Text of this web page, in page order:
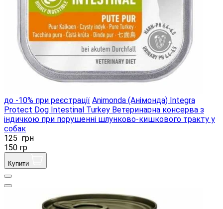
до -10% при реєстрації Animonda (Анімонда) Integra
Protect Dog Intestinal Turkey Ветеринарна консерва з
індичкою при порушенні шлунково-кишкового тракту у
собак
125 грн
150 гр
Купити